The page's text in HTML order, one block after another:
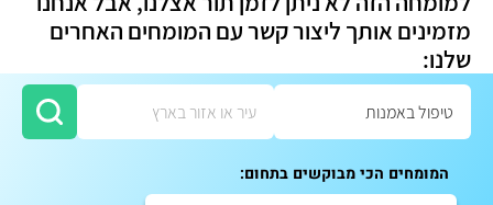
מזמינים אותך ליצור קשר עם המומחים האחרים
שלנו:
המומחים הכי מבוקשים בתחום: